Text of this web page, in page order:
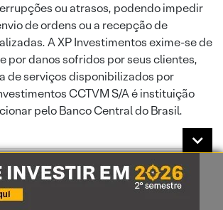
ou atrasos, podendo impedir
de ordens ou a recepção de
A XP Investimentos exime-se de
por danos sofridos por seus clientes,
de serviços disponibilizados por
CCTVM S/A é instituição
pelo Banco Central do Brasil.